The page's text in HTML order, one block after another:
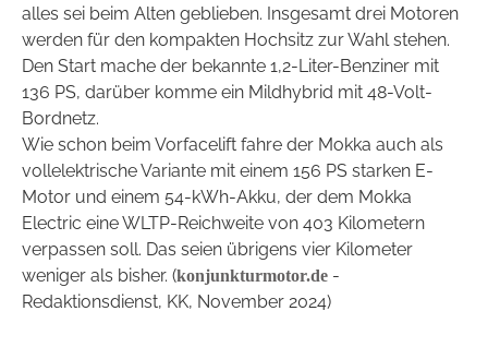
alles sei beim Alten geblieben. Insgesamt drei Motoren
werden für den kompakten Hochsitz zur Wahl stehen.
Den Start mache der bekannte 1,2-Liter-Benziner mit
136 PS, darüber komme ein Mildhybrid mit 48-Volt-
Bordnetz.
Wie schon beim Vorfacelift fahre der Mokka auch als
vollelektrische Variante mit einem 156 PS starken E-
Motor und einem 54-kWh-Akku, der dem Mokka
Electric eine WLTP-Reichweite von 403 Kilometern
verpassen soll. Das seien übrigens vier Kilometer
weniger als bisher. (konjunkturmotor.de -
Redaktionsdienst, KK, November 2024)